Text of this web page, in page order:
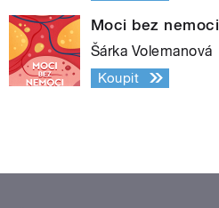
Moci bez nemoci
Šárka Volemanová
Koupit